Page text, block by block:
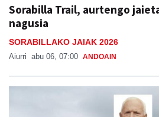
Sorabilla Trail, aurtengo
nagusia
SORABILLAKO JAIAK 2026
Aiurri abu 06, 07:00 ANDOAIN